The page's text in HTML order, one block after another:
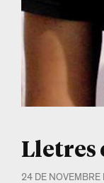
Lletres
24 DE NOVEMBRE